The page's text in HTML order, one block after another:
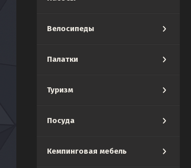
Велосипеды
Палатки
Туризм
Посуда
Кемпинговая мебель